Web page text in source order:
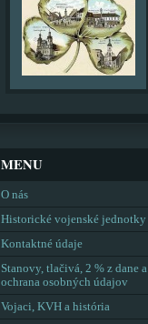
MENU
O nás
Historické vojenské jednotky
Kontaktné údaje
Stanovy, tlačivá, 2 % z dane a
ochrana osobných údajov
Vojaci, KVH a história